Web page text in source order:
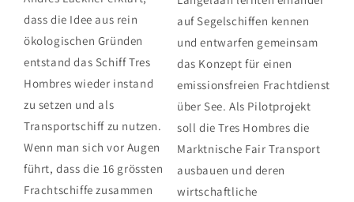
dass die Idee aus rein
ökologischen Gründen
entstand das Schiff Tres
Hombres wieder instand
zu setzen und als
Transportschiff zu nutzen.
Wenn man sich vor Augen
führt, dass die 16 grössten
Frachtschiffe zusammen
auf Segelschiffen kennen
und entwarfen gemeinsam
das Konzept für einen
emissionsfreien Frachtdienst
über See. Als Pilotprojekt
soll die Tres Hombres die
Marktnische Fair Transport
ausbauen und deren
wirtschaftliche